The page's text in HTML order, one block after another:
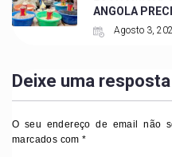
ANGOLA
Agosto 3,
Deixe uma resposta
O seu endereço de email não
marcados com*